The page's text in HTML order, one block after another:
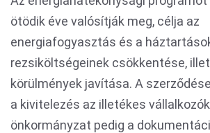
ötödik éve valósítják meg, célja az
energiafogyasztás és a
rezsiköltségeinek csökkentése,
körülmények javítása. A
a kivitelezés az illetékes
önkormányzat pedig a